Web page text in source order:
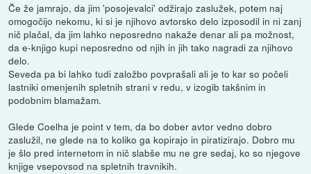
Če že jamrajo, da jim 'posojevalci' odžirajo zaslužek, potem naj
omogočijo nekomu, ki si je njihovo avtorsko delo izposodil in ni zanj
nič plačal, da jim lahko neposredno nakaže denar ali pa možnost,
da e-knjigo kupi neposredno od njih in jih tako nagradi za njihovo
delo.
Seveda pa bi lahko tudi založbo povprašali ali je to kar so počeli
lastniki omenjenih spletnih strani v redu, v izogib takšnim in
podobnim blamažam.
Glede Coelha je point v tem, da bo dober avtor vedno dobro
zaslužil, ne glede na to koliko ga kopirajo in piratizirajo. Dobro mu
je šlo pred internetom in nič slabše mu ne gre sedaj, ko so njegove
knjige vsepovsod na spletnih travnikih.